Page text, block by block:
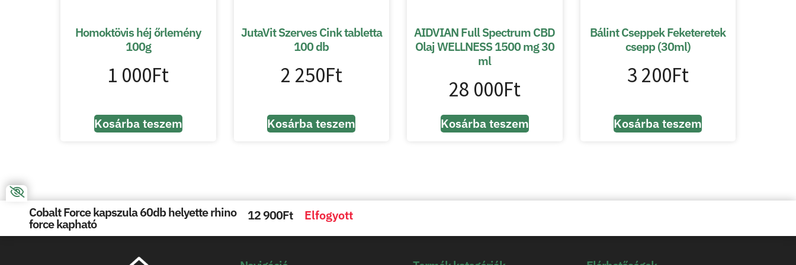
Homoktövis héj őrlemény
100g
1 000Ft
Kosárba teszem
JutaVit Szerves Cink tabletta
100 db
2 250Ft
Kosárba teszem
AIDVIAN Full Spectrum CBD
Olaj WELLNESS 1500 mg 30
ml
28 000Ft
Kosárba teszem
Bálint Cseppek Feketeretek
csepp (30ml)
3 200Ft
Kosárba teszem
Cobalt Force kapszula 60db helyette rhino
force kapható
12 900Ft Elfogyott